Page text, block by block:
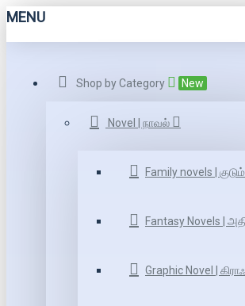
MENU
Shop by Category New
Novel | நாவல்
Family novels |
Fantasy Novels |
Graphic Novel |